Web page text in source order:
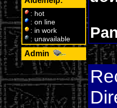
: hot
: on line
: in work
: unavailable
Admin